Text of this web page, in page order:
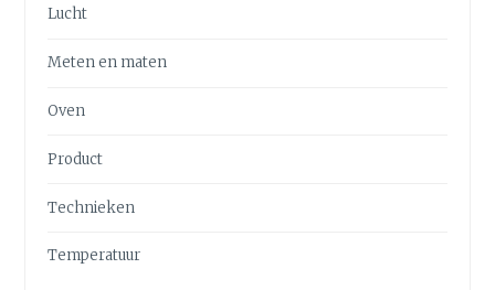
Lucht
Meten en maten
Oven
Product
Technieken
Temperatuur